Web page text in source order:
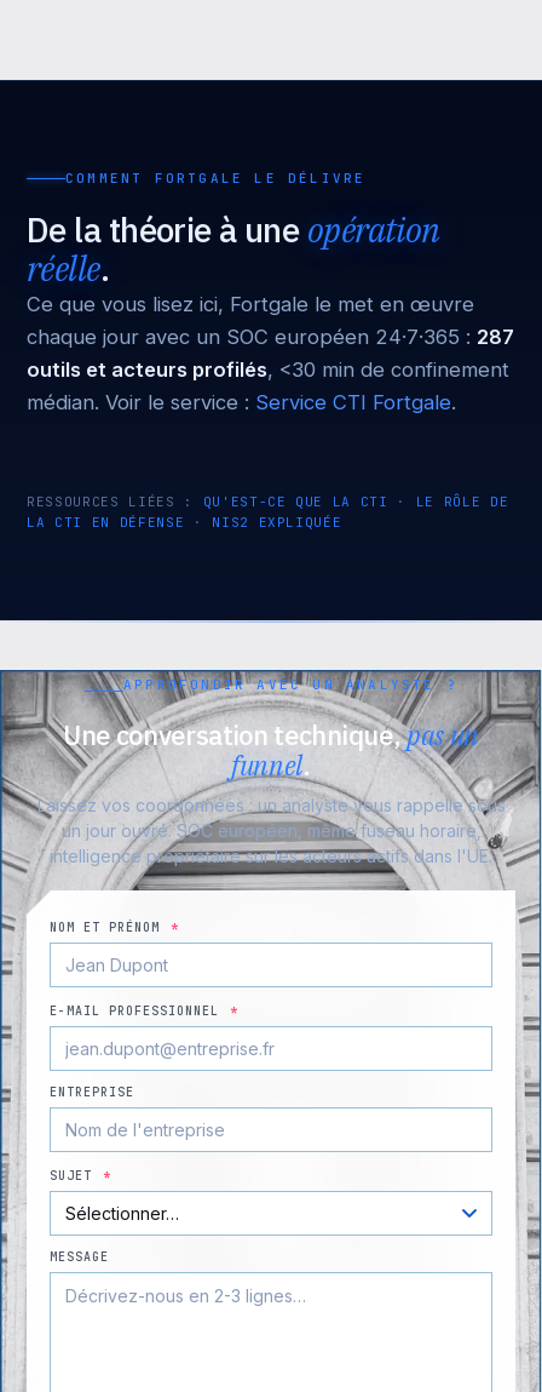
COMMENT FORTGALE LE DÉLIVRE
De la théorie à uneopération
réelle.
Ce que vous lisez ici, Fortgale le met en œuvre
chaque jour avec un SOC européen 24·7·365 : 287
outils et acteurs profilés, <30 min de confinement
médian. Voir le service : Service CTI Fortgale.
RESSOURCES LIÉES : QU'EST-CE QUE LA CTI · LE RÔLE DE
LA CTI EN DÉFENSE · NIS2 EXPLIQUÉE
APPROFONDIR AVEC UN ANALYSTE ?
Une conversation technique,pas un
funnel.
Laissez vos coordonnées : un analyste vous rappelle sous
un jour ouvré. SOC européen, même fuseau horaire,
intelligence propriétaire sur les acteurs actifs dans l'UE.
NOM ET PRÉNOM *
E-MAIL PROFESSIONNEL *
ENTREPRISE
SUJET *
MESSAGE